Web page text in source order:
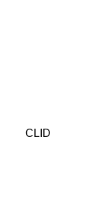
CLID